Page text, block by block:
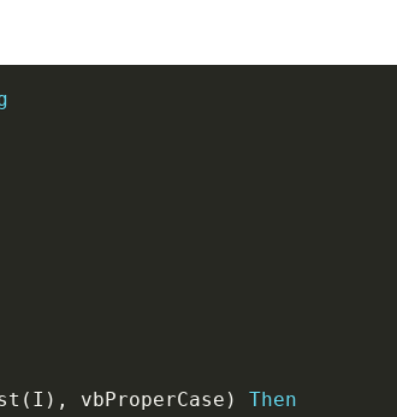
( I ) , vbProperCase )
Then